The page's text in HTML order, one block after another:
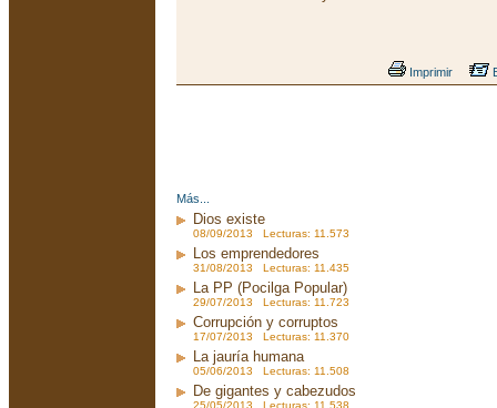
Imprimir
Más...
Dios existe
08/09/2013 Lecturas: 11.573
Los emprendedores
31/08/2013 Lecturas: 11.435
La PP (Pocilga Popular)
29/07/2013 Lecturas: 11.723
Corrupción y corruptos
17/07/2013 Lecturas: 11.370
La jauría humana
05/06/2013 Lecturas: 11.508
De gigantes y cabezudos
25/05/2013 Lecturas: 11.538